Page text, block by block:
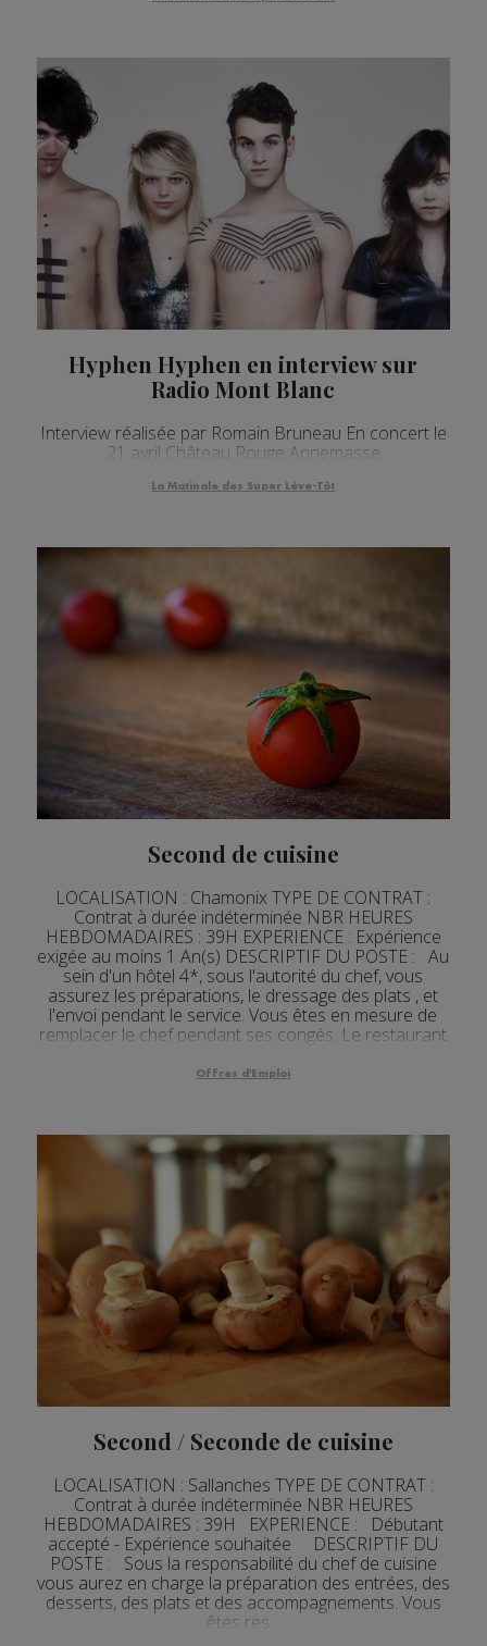
Hyphen Hyphen en interview sur
Radio Mont Blanc
Interview réalisée par Romain Bruneau En concert le
21 avril Château Rouge Annemasse
La Matinale des Super Lève-Tôt
Second de cuisine
LOCALISATION : Chamonix TYPE DE CONTRAT :
Contrat à durée indéterminée NBR HEURES
HEBDOMADAIRES : 39H EXPERIENCE : Expérience
exigée au moins 1 An(s) DESCRIPTIF DU POSTE : Au
sein d'un hôtel 4*, sous l'autorité du chef, vous
assurez les préparations, le dressage des plats , et
l'envoi pendant le service. Vous êtes en mesure de
remplacer le chef pendant ses congés. Le restaurant
Offres d'Emploi
Second / Seconde de cuisine
LOCALISATION : Sallanches TYPE DE CONTRAT :
Contrat à durée indéterminée NBR HEURES
HEBDOMADAIRES : 39H EXPERIENCE : Débutant
accepté - Expérience souhaitée DESCRIPTIF DU
POSTE : Sous la responsabilité du chef de cuisine
vous aurez en charge la préparation des entrées, des
desserts, des plats et des accompagnements. Vous
êtes res...